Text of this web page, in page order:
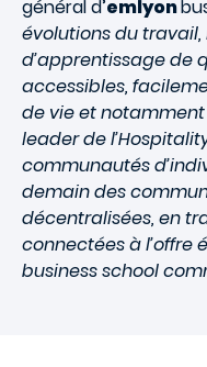
général d’emlyon
évolutions du
d’apprentissage de
accessibles,
de vie et notamment
leader de
communautés
demain des
décentralisées, en
connectées à l’offre
business school